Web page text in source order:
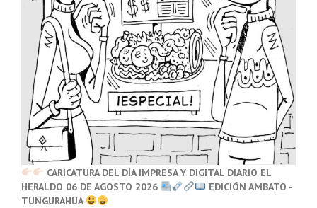
CARICATURA DEL DÍA IMPRESA Y DIGITAL DIARIO EL
HERALDO 06 DE AGOSTO 2026
EDICIÓN AMBATO -
TUNGURAHUA